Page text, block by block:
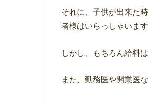
それに、子供が出来た
者様はいらっしゃいま
しかし、もちろん給料
また、勤務医や開業医